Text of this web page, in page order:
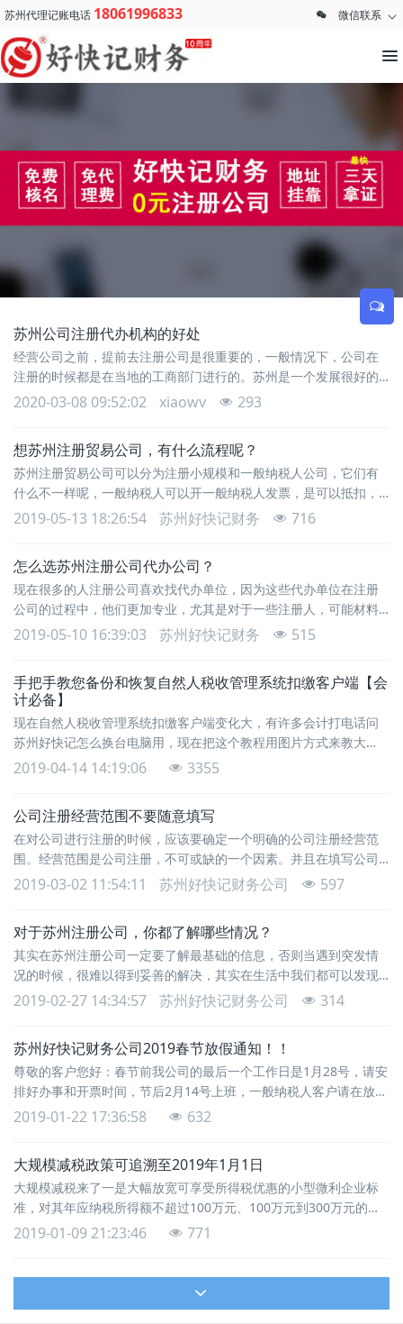
苏州代理记账电话 18061996833 微信联系
苏州公司注册代办机构的好处
经营公司之前，提前去注册公司是很重要的，一般情况下，公司在
注册的时候都是在当地的工商部门进行的。苏州是一个发展很好的
城市，这个城市的经济很发达，所以很多年轻人都会选择在苏州去
都会选择代办机构。据了解，这些代办机构有以下这些基本的好
处。苏州公司注册代办机构的好处 好处一、节约公司的注
2020-03-08 09:52:02 xiaowv 293
想苏州注册贸易公司，有什么流程呢？
苏州注册贸易公司可以分为注册小规模和一般纳税人公司，它们有
什么不一样呢，一般纳税人可以开一般纳税人发票，是可以抵扣，
它的税率是13%;小规模只能开普通销售发票，税率是3%。注册普通
公司名称和经营范围1、公司名称首先为公司起几个名称，需要进行
公司名称核准。2、经营范围经营范围围绕公司行
2019-05-13 18:26:54 苏州好快记财务 716
怎么选苏州注册公司代办公司？
现在很多的人注册公司喜欢找代办单位，因为这些代办单位在注册
公司的过程中，他们更加专业，尤其是对于一些注册人，可能材料
本身不是非常齐全，找这些代办机构的话，他们会帮你完善一些材
大型的代办单位，大家最好是看一下这些注册公司的三证，看看他
们是否有这些资质，因为现在有一些小作坊小的个人工作使
2019-05-10 16:39:03 苏州好快记财务 515
手把手教您备份和恢复自然人税收管理系统扣缴客户端【会
计必备】
现在自然人税收管理系统扣缴客户端变化大，有许多会计打电话问
苏州好快记怎么换台电脑用，现在把这个教程用图片方式来教大
家，希望能带来一点帮助；如果没有软件请复制
哪里了，一般选桌面，备份完了用一个空u盘拷进去，为什么要空
2019-04-14 14:19:06 3355
公司注册经营范围不要随意填写
在对公司进行注册的时候，应该要确定一个明确的公司注册经营范
围。经营范围是公司注册，不可或缺的一个因素。并且在填写公司
注册经营范围时，千万不要随意填写。主要的原因在于，经营范围
一项内容。对于创业者来说，正确的选择公司的经营范围，对于企
业日后的发展来说，都是一件非常重要的事情，也是一件不
2019-03-02 11:54:11 苏州好快记财务公司 597
对于苏州注册公司，你都了解哪些情况？
其实在苏州注册公司一定要了解最基础的信息，否则当遇到突发情
况的时候，很难以得到妥善的解决，其实在生活中我们都可以发现
在面对任何事情的时候都需要提前了解和咨询，这样子才以便于在
司的时候，虽然需要了解信息，但是并不会特别的麻烦。很多朋友
都会发现在苏州注册公司其实是存在很大的优惠条件的，相
2019-02-27 14:34:57 苏州好快记财务公司 314
苏州好快记财务公司2019春节放假通知！！
尊敬的客户您好：春节前我公司的最后一个工作日是1月28号，请安
排好办事和开票时间，节后2月14号上班，一般纳税人客户请在放假
前把进项票开进来发给我们认证，以防止开票不及时影响认证，导
2019-01-22 17:36:58 632
大规模减税政策可追溯至2019年1月1日
大规模减税来了一是大幅放宽可享受所得税优惠的小型微利企业标
准，对其年应纳税所得额不超过100万元、100万元到300万元的部
分分别减按25%、50%计入应纳税所得额，使税负降至5%和10%。
值税起征点由月销售额3万元提到10万元。三是允许各省(区、市)政
府对增值税小规模纳税人
2019-01-09 21:23:46 771